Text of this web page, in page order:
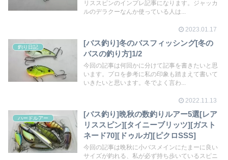
リススピンのインプレ記事になります。ジャッカ
ルのデラクーなんか使っている人は...
2023.01.17
釣り日記
[バス釣り]冬のバスフィッシング[冬の
バスの釣り方]1/2
今回の記事は何回かに分けて記事を書きたいと思
います。プロを参考に私の印象も踏まえて書いて
いきたいと思います。冬でよく言わ...
2022.11.13
ハードルアー
[バス釣り]晩秋の数釣りルアー5選[レア
リススピン][タイニーブリッツ][ガスト
ネード70][ドゥルガ][ピクロSSS]
今回の記事は晩秋に小バスメインにたまーに良い
サイズが釣れる、私が必ず持ち歩いているスピニ